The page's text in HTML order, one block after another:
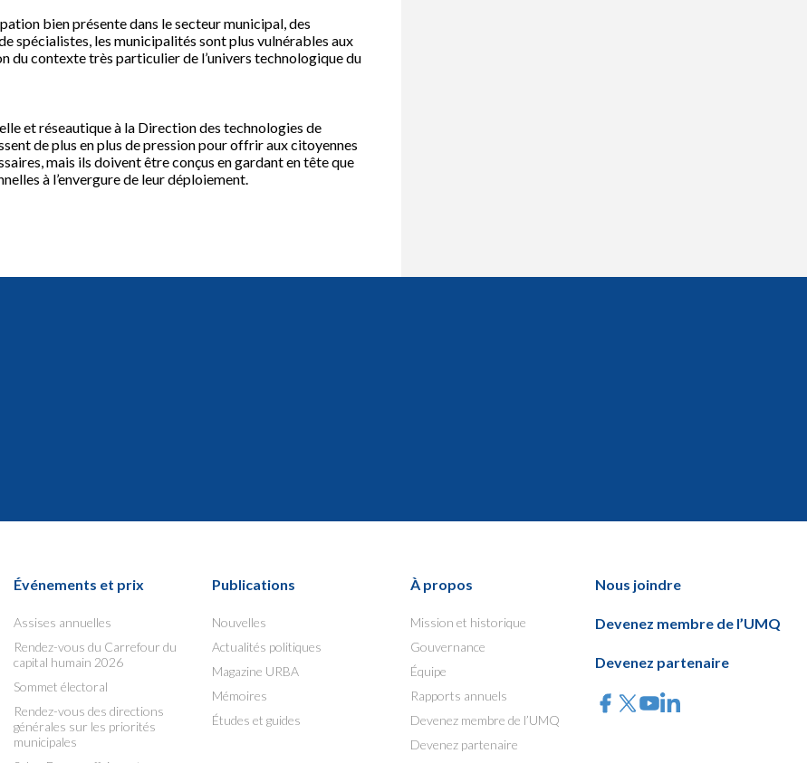
bien présente dans le secteur municipal, des
spécialistes, les municipalités sont plus vulnérables aux
du contexte très particulier de l’univers technologique du
et réseautique à la Direction des technologies de
de plus en plus de pression pour offrir aux citoyennes
mais ils doivent être conçus en gardant en tête que
à l’envergure de leur déploiement.
Événements et prix
Assises annuelles
Rendez-vous du Carrefour du
capital humain 2026
Sommet électoral
Rendez-vous des directions
générales sur les priorités
municipales
Publications
Nouvelles
Actualités politiques
Magazine URBA
Mémoires
Études et guides
À propos
Mission et historique
Gouvernance
Équipe
Rapports annuels
Devenez membre de l’UMQ
Devenez partenaire
Nous joindre
Devenez membre de l’UMQ
Devenez partenaire